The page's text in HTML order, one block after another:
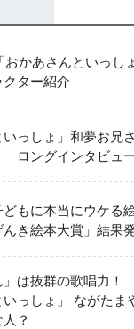
おかあさんといっし
ター紹介
いっしょ」和夢お兄
ロングインタビュ
どもに本当にウケる
き絵本大賞」結果
」は抜群の歌唱力！
いっしょ」 ながたま
？